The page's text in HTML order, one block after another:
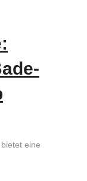
eine